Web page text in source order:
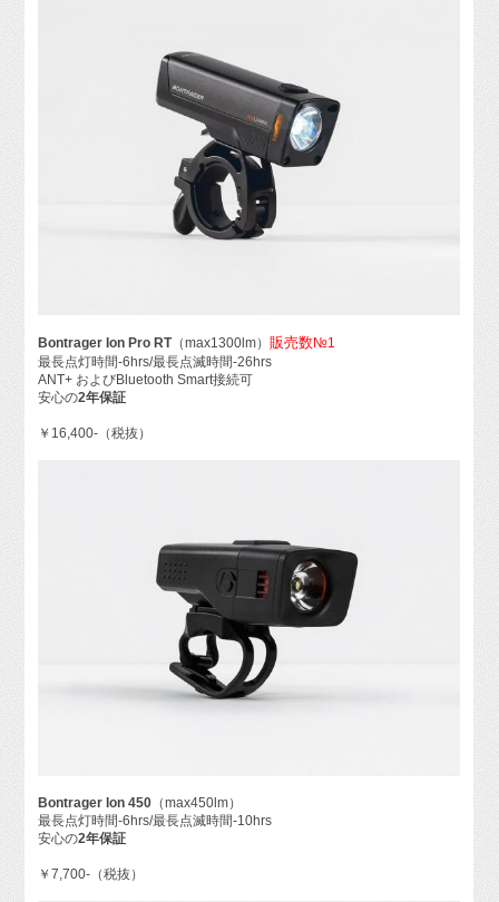
Bontrager Ion Pro RT（max1300lm）販売数№1
最長点灯時間-6hrs/最長点滅時間-26hrs
ANT+ およびBluetooth Smart接続可
安心の2年保証
￥16,400-（税抜）
Bontrager Ion 450 （max450lm）
最長点灯時間-6hrs/最長点滅時間-10hrs
安心の2年保証
￥7,700-（税抜）